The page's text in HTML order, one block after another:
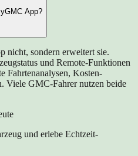
App?
nicht, sondern erweitert sie.
und Remote-Funktionen
Fahrtenanalysen, Kosten-
Viele GMC-Fahrer nutzen beide
und erlebe Echtzeit-